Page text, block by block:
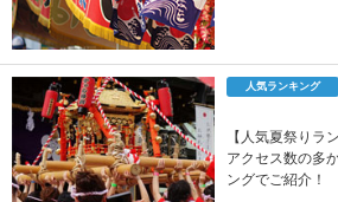
人気ランキング
【人気夏祭りラ
アクセス数の多
ングでご紹介！